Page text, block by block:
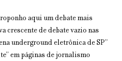
aqui um debate mais
crescente de debate vazio nas
underground eletrônica de SP”
em páginas de jornalismo